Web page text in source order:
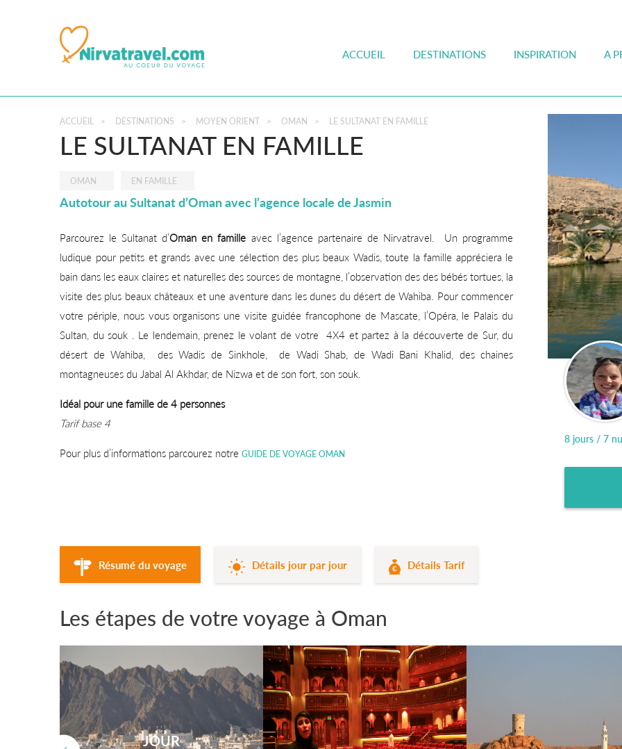
ACCUEIL DESTINATIONS INSPIRATION A
ACCUEIL > DESTINATIONS > MOYEN ORIENT > OMAN > LE SULTANAT EN FAMILLE
LE SULTANAT EN FAMILLE
OMAN EN FAMILLE
Autotour au Sultanat d’Oman avec l’agence locale de Jasmin
Parcourez le Sultanat d’Oman en famille avec l’agence partenaire de Nirvatravel. Un programme
ludique pour petits et grands avec une sélection des plus beaux Wadis, toute la famille appréciera le
bain dans les eaux claires et naturelles des sources de montagne, l’observation des des bébés tortues, la
visite des plus beaux châteaux et une aventure dans les dunes du désert de Wahiba. Pour commencer
votre périple, nous vous organisons une visite guidée francophone de Mascate, l’Opéra, le Palais du
Sultan, du souk . Le lendemain, prenez le volant de votre 4X4 et partez à la découverte de Sur, du
désert de Wahiba, des Wadis de Sinkhole, de Wadi Shab, de Wadi Bani Khalid, des chaines
montagneuses du Jabal Al Akhdar, de Nizwa et de son fort, son souk.
Idéal pour une famille de 4 personnes
Tarif base 4
Pour plus d’informations parcourez notre GUIDE DE VOYAGE OMAN
8 jours / 7
Résumé du voyage Détails jour par jour Détails Tarif
Les étapes de votre voyage à Oman
JOUR